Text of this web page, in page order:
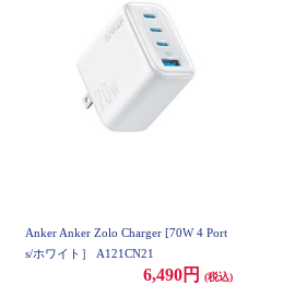
Anker Anker Zolo Charger [70W 4 Port
s/ホワイト］ A121CN21
6,490円
(税込)